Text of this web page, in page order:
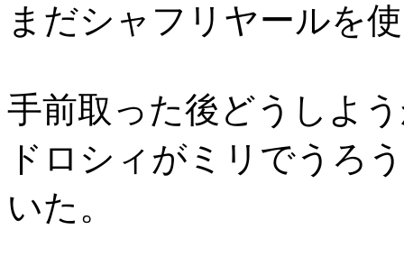
まだシャフリヤールを
手前取った後どうしよ
ドロシィがミリでうろ
いた。